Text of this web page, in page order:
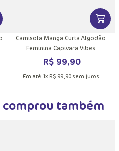
INFORMAÇÕES DOVER
Camisola Manga Curta Algodão
Feminina Capivara Vibes
R$ 99,90
Em até 1x R$ 99,90sem juros
também